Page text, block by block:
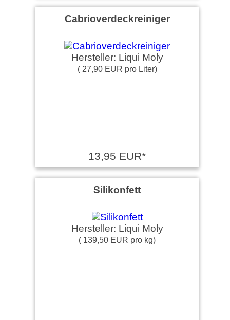
Cabrioverdeckreiniger
Hersteller: Liqui Moly
( 27,90 EUR pro Liter)
13,95 EUR*
Silikonfett
Hersteller: Liqui Moly
( 139,50 EUR pro kg)